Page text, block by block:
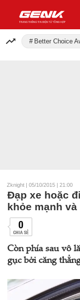
Better Choice
Zknight | 05/10/2015 | 21:00
Đạp xe hoặc
khỏe mạnh
0
CHIA SẺ
Còn phía sau vô
gục bởi căng